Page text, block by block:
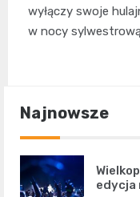
wyłączy swoje
w nocy
Najnowsze
edycja